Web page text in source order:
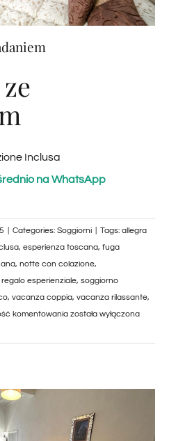
Inclusa
na WhatsApp
Categories: Soggiorni Tags: allegra
, esperienza toscana, fuga
, notte con colazione,
regalo esperienziale, soggiorno
, vacanza coppia, vacanza rilassante,
komentowania Soggiorno
una
została wyłączona